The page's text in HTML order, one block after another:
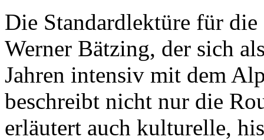
Die Standardlektüre für
Werner Bätzing, der sich
Jahren intensiv mit dem
beschreibt nicht nur die
erläutert auch kulturelle,